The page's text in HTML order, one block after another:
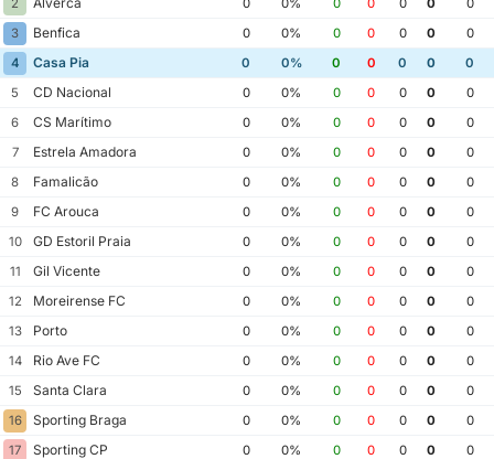
2 0 0% 0 0 0 0
0
3
Benfica 0 0% 0 0 0 0
0
4
Casa Pia 0 0% 0 0 0 0
0
5
CD Nacional 0 0% 0 0 0 0
0
6
CS Marítimo 0 0% 0 0 0 0
0
7
Estrela Amadora 0 0% 0 0 0 0
0
8
Famalicão 0 0% 0 0 0 0
0
9
FC Arouca 0 0% 0 0 0 0
0
10
GD Estoril Praia 0 0% 0 0 0 0
0
11
Gil Vicente 0 0% 0 0 0 0
0
12
Moreirense FC 0 0% 0 0 0 0
0
13
Porto 0 0% 0 0 0 0
0
14
Rio Ave FC 0 0% 0 0 0 0
0
15
Santa Clara 0 0% 0 0 0 0
0
16
Sporting Braga 0 0% 0 0 0 0
0
17
Sporting CP 0 0% 0 0 0 0
0